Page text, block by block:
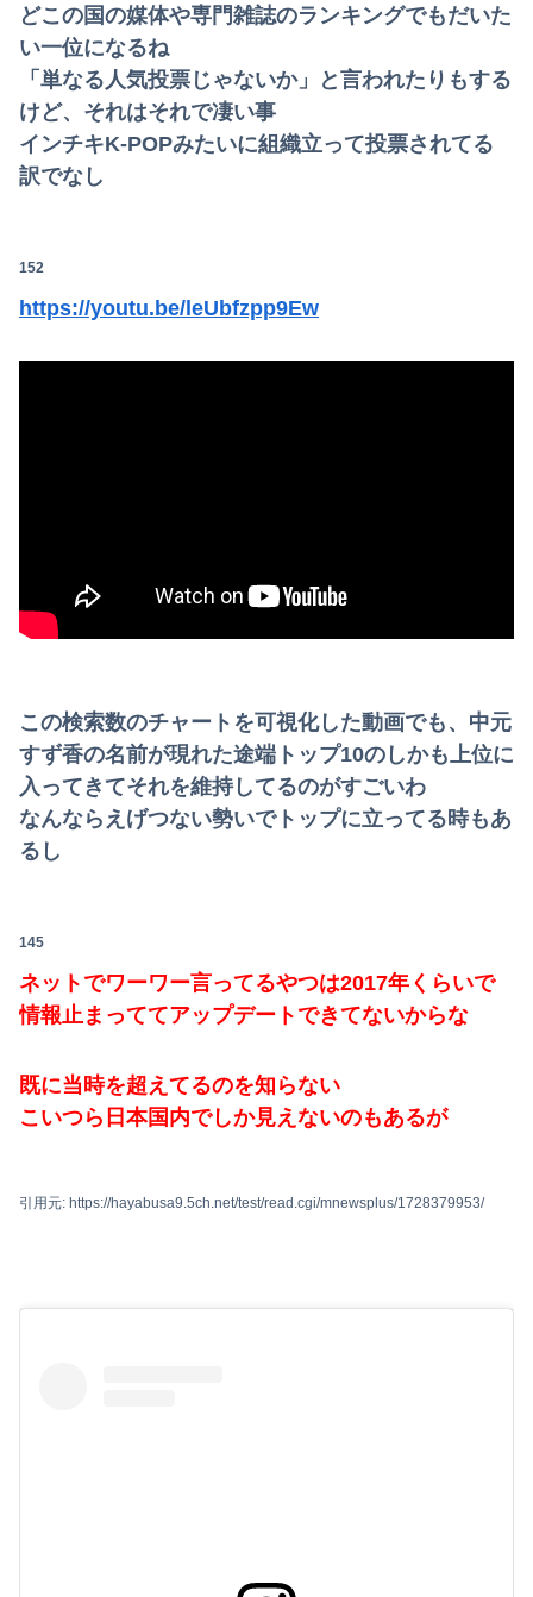
どこの国の媒体や専門雑誌のランキングでもだいた
い一位になるね
「単なる人気投票じゃないか」と言われたりもする
けど、それはそれで凄い事
インチキK-POPみたいに組織立って投票されてる
訳でなし
152
https://youtu.be/leUbfzpp9Ew
この検索数のチャートを可視化した動画でも、中元
すず香の名前が現れた途端トップ10のしかも上位に
入ってきてそれを維持してるのがすごいわ
なんならえげつない勢いでトップに立ってる時もあ
るし
145
ネットでワーワー言ってるやつは2017年くらいで
情報止まっててアップデートできてないからな
既に当時を超えてるのを知らない
こいつら日本国内でしか見えないのもあるが
引用元: https://hayabusa9.5ch.net/test/read.cgi/mnewsplus/1728379953/